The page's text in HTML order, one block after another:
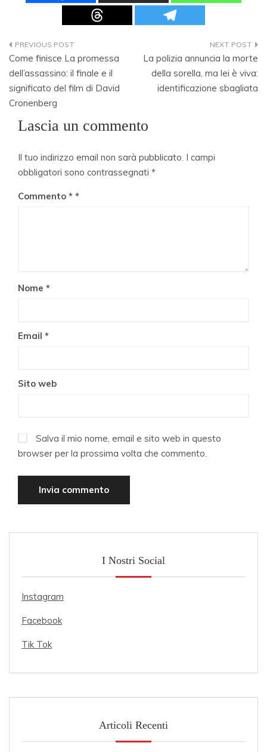
Navigazione
articoli
Come finisce La promessa
dell’assassino: il finale e il
significato del film di David
Cronenberg
La polizia annuncia la morte
della sorella, ma lei è viva:
identificazione sbagliata
Lascia un commento
Il tuo indirizzo email non sarà pubblicato. I campi
obbligatori sono contrassegnati *
Commento *
Nome *
Email *
Sito web
Salva il mio nome, email e sito web in questo
browser per la prossima volta che commento.
I Nostri Social
Instagram
Facebook
Tik Tok
Articoli Recenti